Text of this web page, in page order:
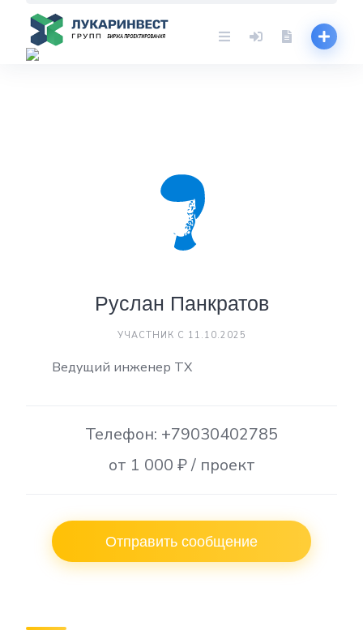
content
Руслан Панкратов
УЧАСТНИК С 11.10.2025
Ведущий инженер ТХ
Телефон: +79030402785
от 1 000 ₽ / проект
Отправить сообщение